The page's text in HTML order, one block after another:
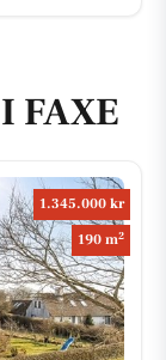
FAXE
1.345.000 kr
190 m2